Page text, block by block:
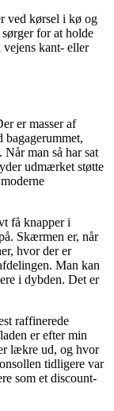
ved kørsel i kø og
for at holde
kant- eller
er masser af
man så har sat
udmærket støtte
få knapper i
Skærmen er, når
hvor der er
Man kan
i dybden. Det er
raffinerede
er efter min
lækre ud, og hvor
tidligere var
som et discount-